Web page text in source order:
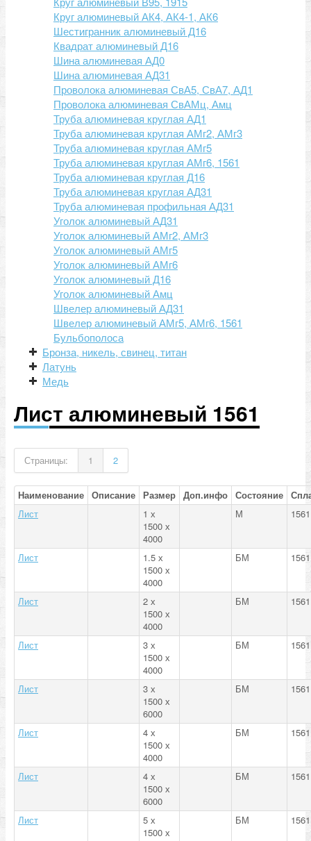
Круг алюминевый АК4, АК4-1, АК6
Шестигранник алюминевый Д16
Квадрат алюминевый Д16
Шина алюминевая АД0
Шина алюминевая АД31
Проволока алюминевая СвА5, СвА7, АД1
Проволока алюминевая СвАМц, Амц
Труба алюминевая круглая АД1
Труба алюминевая круглая АМг2, АМг3
Труба алюминевая круглая АМг5
Труба алюминевая круглая АМг6, 1561
Труба алюминевая круглая Д16
Труба алюминевая круглая АД31
Труба алюминевая профильная АД31
Уголок алюминевый АД31
Уголок алюминевый АМг2, АМг3
Уголок алюминевый АМг5
Уголок алюминевый АМг6
Уголок алюминевый Д16
Уголок алюминевый Амц
Швелер алюминевый АД31
Швелер алюминевый АМг5, АМг6, 1561
Бульбополоса
Бронза, никель, свинец, титан
Латунь
Медь
Лист алюминевый 1561
Страницы: 1 2
Наименование Описание Размер Доп.инфо Состояние
Лист
1 х
1500 х
4000
М 1561
Лист
1.5 х
1500 х
4000
БМ 1561
Лист
2 х
1500 х
4000
БМ 1561
Лист
3 х
1500 х
4000
БМ 1561
Лист
3 х
1500 х
6000
БМ 1561
Лист
4 х
1500 х
4000
БМ 1561
Лист
4 х
1500 х
6000
БМ 1561
Лист
5 х
1500 х
БМ 1561